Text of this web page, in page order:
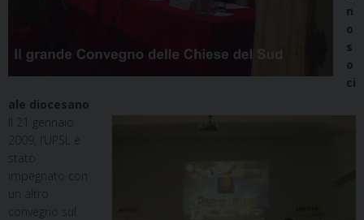
n
o
s
o
ci
ale diocesano
Il 21 gennaio
2009, l’UPSL è
stato
impegnato con
un altro
convegno sul